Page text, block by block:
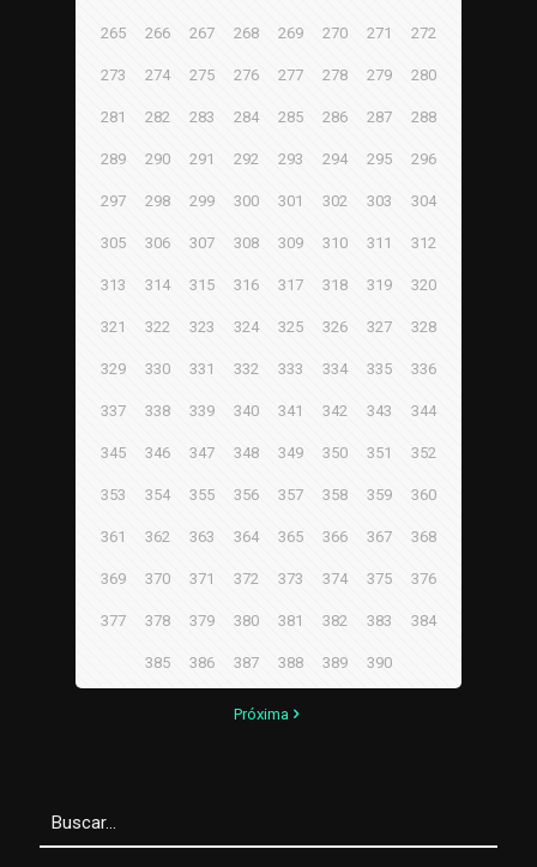
265 266 267 268 269 270 271 272
273 274 275 276 277 278 279 280
281 282 283 284 285 286 287 288
289 290 291 292 293 294 295 296
297 298 299 300 301 302 303 304
305 306 307 308 309 310 311 312
313 314 315 316 317 318 319 320
321 322 323 324 325 326 327 328
329 330 331 332 333 334 335 336
337 338 339 340 341 342 343 344
345 346 347 348 349 350 351 352
353 354 355 356 357 358 359 360
361 362 363 364 365 366 367 368
369 370 371 372 373 374 375 376
377 378 379 380 381 382 383 384
385 386 387 388 389 390
Próxima